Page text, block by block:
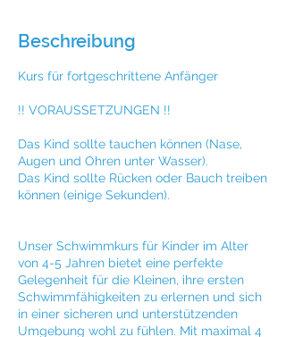
d
t
Beschreibung
Kurs für fortgeschrittene Anfänger
!! VORAUSSETZUNGEN !!
Das Kind sollte tauchen können (Nase,
Augen und Ohren unter Wasser).
Das Kind sollte Rücken oder Bauch treiben
können (einige Sekunden).
Unser Schwimmkurs für Kinder im Alter
von 4-5 Jahren bietet eine perfekte
Gelegenheit für die Kleinen, ihre ersten
Schwimmfähigkeiten zu erlernen und sich
in einer sicheren und unterstützenden
Umgebung wohl zu fühlen. Mit maximal 4